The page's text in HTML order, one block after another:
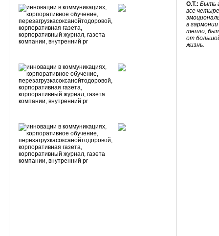
О.Т.: Быть
все
в
тепло,
от
жизнь.